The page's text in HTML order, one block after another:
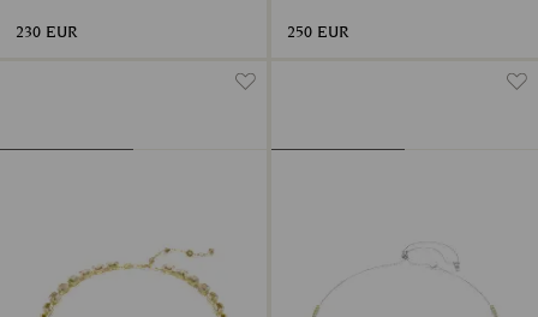
230 EUR 250 EUR